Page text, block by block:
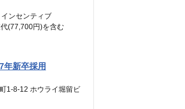
ンセンティブ
(77,700円)を含む
年新卒採用
1-8-12 ホウライ堀留ビ